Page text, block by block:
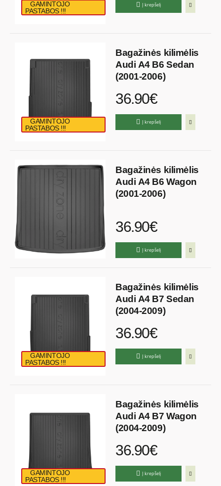
GAMINTOJO
PASTABOS !!!
Į krepšelį
GAMINTOJO
PASTABOS !!!
Bagažinės kilimėlis
Audi A4 B6 Sedan
(2001-2006)
36.90€
Į krepšelį
Bagažinės kilimėlis
Audi A4 B6 Wagon
(2001-2006)
36.90€
Į krepšelį
GAMINTOJO
PASTABOS !!!
Bagažinės kilimėlis
Audi A4 B7 Sedan
(2004-2009)
36.90€
Į krepšelį
GAMINTOJO
PASTABOS !!!
Bagažinės kilimėlis
Audi A4 B7 Wagon
(2004-2009)
36.90€
Į krepšelį